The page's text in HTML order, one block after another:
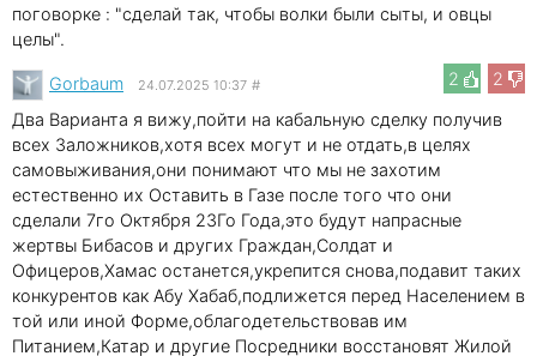
поговорке : "сделай так, чтобы волки были сыты, и овцы
целы".
2
2
Gorbaum 24.07.2025 10:37 #
Два Варианта я вижу,пойти на кабальную сделку получив
всех Заложников,хотя всех могут и не отдать,в целях
самовыживания,они понимают что мы не захотим
естественно их Оставить в Газе после того что они
сделали 7го Октября 23Го Года,это будут напрасные
жертвы Бибасов и других Граждан,Солдат и
Офицеров,Хамас останется,укрепится снова,подавит таких
конкурентов как Абу Хабаб,подлижется перед Населением в
той или иной Форме,облагодетельствовав им
Питанием,Катар и другие Посредники восстановят Жилой